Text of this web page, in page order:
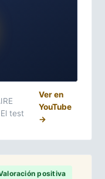
test
Ver en
YouTube
→
positiva